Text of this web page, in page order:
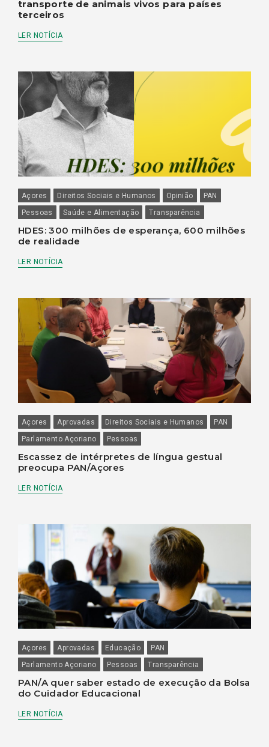
transporte de animais vivos para países
terceiros
LER NOTÍCIA
Açores Direitos Sociais e Humanos Opinião
PAN
Pessoas
Saúde e Alimentação Transparência
HDES: 300 milhões de esperança, 600 milhões
de realidade
LER NOTÍCIA
Açores Aprovadas Direitos Sociais e Humanos
PAN
Parlamento Açoriano
Pessoas
Escassez de intérpretes de língua gestual
preocupa PAN/Açores
LER NOTÍCIA
Açores Aprovadas Educação
PAN
Parlamento Açoriano
Pessoas Transparência
PAN/A quer saber estado de execução da Bolsa
do Cuidador Educacional
LER NOTÍCIA